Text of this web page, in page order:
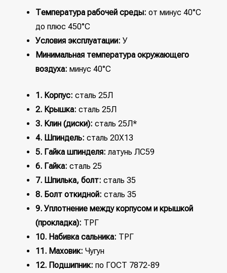
Температура рабочей среды: от минус 40°С
до плюс 450°С
Условия эксплуатации: У
Минимальная температура окружающего
воздуха: минус 40°С
1. Корпус: сталь 25Л
2. Крышка: сталь 25Л
3. Клин (диски): сталь 25Л*
4. Шпиндель: сталь 20Х13
5. Гайка шпинделя: латунь ЛС59
6. Гайка: сталь 25
7. Шпилька, болт: сталь 35
8. Болт откидной: сталь 35
9. Уплотнение между корпусом и крышкой
(прокладка): ТРГ
10. Набивка сальника: ТРГ
11. Маховик: Чугун
12. Подшипник: по ГОСТ 7872-89